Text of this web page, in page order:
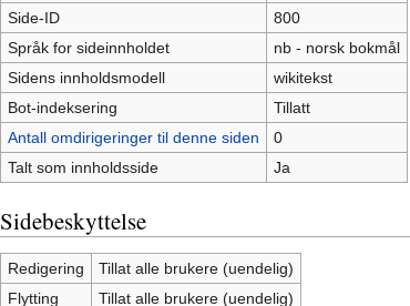
Side-ID
800
Språk for sideinnholdet
nb - norsk bokmål
Sidens innholdsmodell
wikitekst
Bot-indeksering
Tillatt
Antall omdirigeringer til denne siden
0
Talt som innholdsside
Ja
Sidebeskyttelse
Redigering
Tillat alle brukere (uendelig)
Flytting
Tillat alle brukere (uendelig)